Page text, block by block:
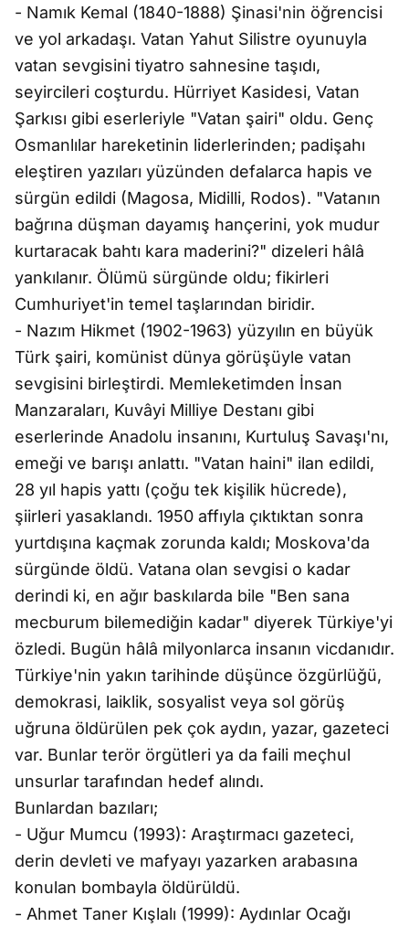
- Namık Kemal (1840-1888) Şinasi'nin öğrencisi
ve yol arkadaşı. Vatan Yahut Silistre oyunuyla
vatan sevgisini tiyatro sahnesine taşıdı,
seyircileri coşturdu. Hürriyet Kasidesi, Vatan
Şarkısı gibi eserleriyle "Vatan şairi" oldu. Genç
Osmanlılar hareketinin liderlerinden; padişahı
eleştiren yazıları yüzünden defalarca hapis ve
sürgün edildi (Magosa, Midilli, Rodos). "Vatanın
bağrına düşman dayamış hançerini, yok mudur
kurtaracak bahtı kara maderini?" dizeleri hâlâ
yankılanır. Ölümü sürgünde oldu; fikirleri
Cumhuriyet'in temel taşlarından biridir.
- Nazım Hikmet (1902-1963) yüzyılın en büyük
Türk şairi, komünist dünya görüşüyle vatan
sevgisini birleştirdi. Memleketimden İnsan
Manzaraları, Kuvâyi Milliye Destanı gibi
eserlerinde Anadolu insanını, Kurtuluş Savaşı'nı,
emeği ve barışı anlattı. "Vatan haini" ilan edildi,
28 yıl hapis yattı (çoğu tek kişilik hücrede),
şiirleri yasaklandı. 1950 affıyla çıktıktan sonra
yurtdışına kaçmak zorunda kaldı; Moskova'da
sürgünde öldü. Vatana olan sevgisi o kadar
derindi ki, en ağır baskılarda bile "Ben sana
mecburum bilemediğin kadar" diyerek Türkiye'yi
özledi. Bugün hâlâ milyonlarca insanın vicdanıdır.
Türkiye'nin yakın tarihinde düşünce özgürlüğü,
demokrasi, laiklik, sosyalist veya sol görüş
uğruna öldürülen pek çok aydın, yazar, gazeteci
var. Bunlar terör örgütleri ya da faili meçhul
unsurlar tarafından hedef alındı.
Bunlardan bazıları;
- Uğur Mumcu (1993): Araştırmacı gazeteci,
derin devleti ve mafyayı yazarken arabasına
konulan bombayla öldürüldü.
- Ahmet Taner Kışlalı (1999): Aydınlar Ocağı